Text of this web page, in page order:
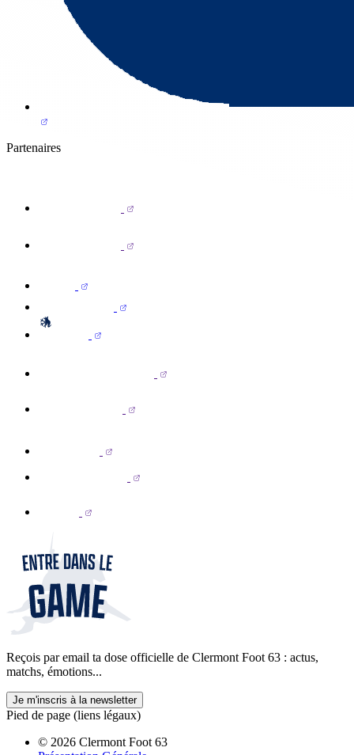
Partenaires
Reçois par email ta dose officielle de Clermont Foot 63 : actus,
matchs, émotions...
Je m'inscris à la newsletter
Pied de page (liens légaux)
© 2026 Clermont Foot 63